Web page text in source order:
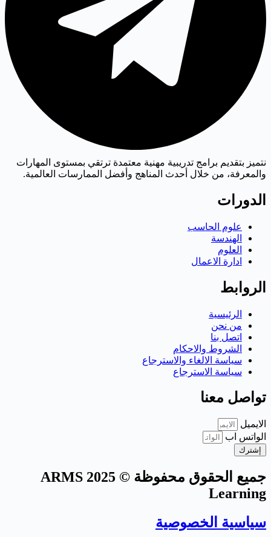
نتميز بتقديم برامج تدريبية مهنية معتمدة ترتقي بمستوى المهارات
والمعرفة، من خلال أحدث المناهج وأفضل الممارسات العالمية.
الدورات
علوم الحاسب
الهندسة
العلوم
ادارة الاعمال
الروابط
الرئيسية
من نحن
اتصل بنا
الشروط والاحكام
سياسة الالغاء والاسترجاع
سياسة الاسترجاع
تواصل معنا
الايميل
الواتس اب
إشترك
جميع الحقوق محفوظة © 2025 ARMS
Learning
سياسية الخصوصية